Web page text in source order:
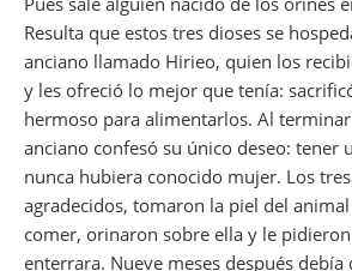
Resulta que estos tres dioses se
anciano llamado Hirieo, quien los
y les ofreció lo mejor que tenía:
hermoso para alimentarlos. Al
anciano confesó su único deseo: tener
nunca hubiera conocido mujer. Los
agradecidos, tomaron la piel del
comer, orinaron sobre ella y le
enterrara. Nueve meses después debía